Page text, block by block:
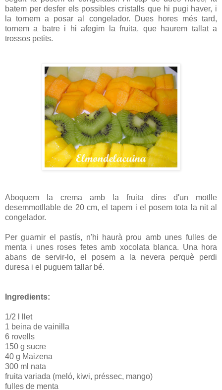
batem per desfer els possibles cristalls que hi pugi haver, i
la tornem a posar al congelador. Dues hores més tard,
tornem a batre i hi afegim la fruita, que haurem tallat a
trossos petits.
Aboquem la crema amb la fruita dins d'un motlle
desemmotllable de 20 cm, el tapem i el posem tota la nit al
congelador.
Per guarnir el pastís, n'hi haurà prou amb unes fulles de
menta i unes roses fetes amb xocolata blanca. Una hora
abans de servir-lo, el posem a la nevera perquè perdi
duresa i el puguem tallar bé.
Ingredients:
1/2 l llet
1 beina de vainilla
6 rovells
150 g sucre
40 g Maizena
300 ml nata
fruita variada (meló, kiwi, préssec, mango)
fulles de menta